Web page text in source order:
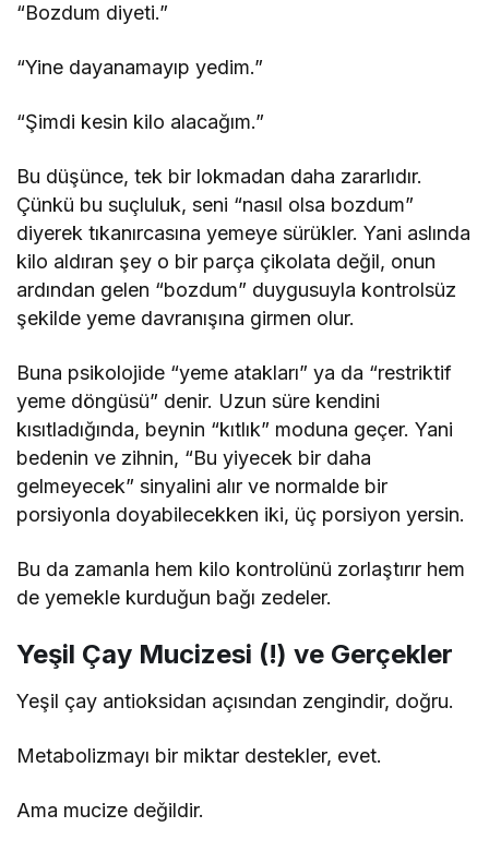
“Bozdum diyeti.”
“Yine dayanamayıp yedim.”
“Şimdi kesin kilo alacağım.”
Bu düşünce, tek bir lokmadan daha zararlıdır.
Çünkü bu suçluluk, seni “nasıl olsa bozdum”
diyerek tıkanırcasına yemeye sürükler. Yani aslında
kilo aldıran şey o bir parça çikolata değil, onun
ardından gelen “bozdum” duygusuyla kontrolsüz
şekilde yeme davranışına girmen olur.
Buna psikolojide “yeme atakları” ya da “restriktif
yeme döngüsü” denir. Uzun süre kendini
kısıtladığında, beynin “kıtlık” moduna geçer. Yani
bedenin ve zihnin, “Bu yiyecek bir daha
gelmeyecek” sinyalini alır ve normalde bir
porsiyonla doyabilecekken iki, üç porsiyon yersin.
Bu da zamanla hem kilo kontrolünü zorlaştırır hem
de yemekle kurduğun bağı zedeler.
Yeşil Çay Mucizesi (!) ve Gerçekler
Yeşil çay antioksidan açısından zengindir, doğru.
Metabolizmayı bir miktar destekler, evet.
Ama mucize değildir.